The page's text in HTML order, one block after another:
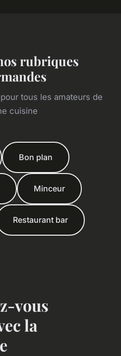
rubriques
tous les amateurs de
cuisine
Bon plan
Minceur
Restaurant bar
vous
la